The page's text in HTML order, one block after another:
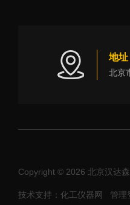
地址
北京
Copyright © 2026 北京汉达
技术支持：化工仪器网 管理